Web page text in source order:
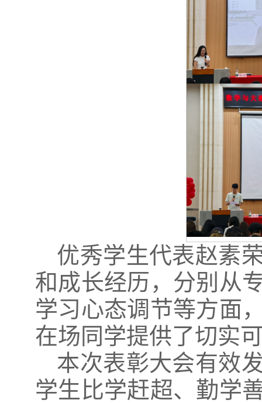
优秀学生代表赵素
和成长经历，分别从
学习心态调节等方面
在场同学提供了切实
本次表彰大会有效
学生比学赶超、勤学